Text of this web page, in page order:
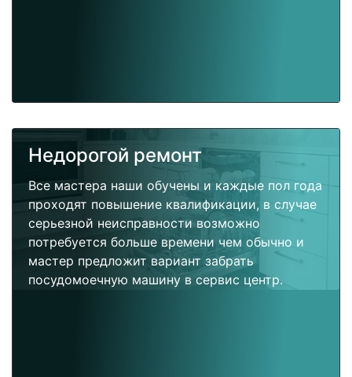
Недорогой ремонт
Все мастера наши обучены и каждые пол года
проходят повышение квалификации, в случае
серьезной неисправности возможно
потребуется больше времени чем обычно и
мастер предложит вариант забрать
посудомоечную машину в сервис центр.